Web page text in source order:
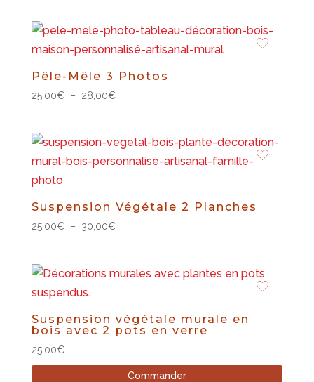
Pêle-Mêle 3 Photos
25,00€ – 28,00€Plage
25,00€
à
Suspension Végétale 2 Planches
25,00€ – 30,00€Plage
25,00€
Suspension végétale murale en
bois avec 2 pots en verre
25,00€
Commander